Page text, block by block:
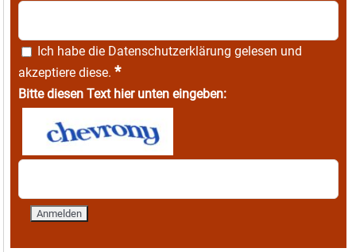
Ich habe die Datenschutzerklärung gelesen und
akzeptiere diese. *
Bitte diesen Text hier unten eingeben: